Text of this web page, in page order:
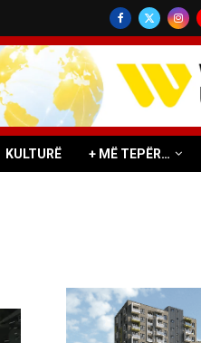
KULTURË + MË TEPËR…